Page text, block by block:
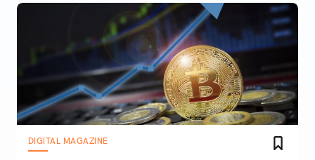
DIGITAL MAGAZINE